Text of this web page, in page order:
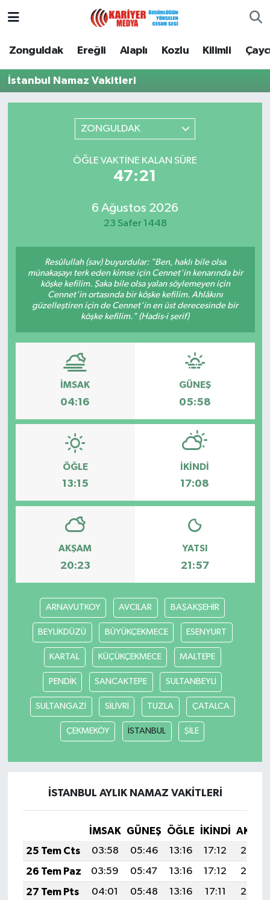
Zonguldak Ereğli Alaplı Kozlu Kilimli
İstanbul Namaz Vakitleri
ZONGULDAK
ÖĞLE VAKTINE KALAN SÜRE
47:21
6 Ağustos 2026
23 Safer 1448
Resûlullah (sav) buyurdular: "Ben, haklı bile olsa
münakaşayı terk eden kimse için Cennet'in kenarında bir
köşke kefilim. Şaka bile olsa yalan söylemeyen için
Cennet'in ortasında bir köşke kefilim. Ahlâkını
güzelleştiren için de Cennet'in en üst derecesinde bir
köşke kefilim." (Hadis-i şerif)
İMSAK
04:16
GÜNEŞ
05:58
ÖĞLE
13:15
İKINDI
17:08
AKŞAM
20:23
YATSI
21:57
ARNAVUTKOY AVCILAR BAŞAKŞEHİR
BEYLİKDÜZÜ BÜYÜKÇEKMECE ESENYURT
KARTAL KÜÇÜKÇEKMECE MALTEPE
PENDİK SANCAKTEPE SULTANBEYLİ
SULTANGAZİ SİLİVRİ TUZLA ÇATALCA
ÇEKMEKÖY İSTANBUL ŞİLE
İSTANBUL AYLIK NAMAZ VAKITLERI
İMSAK GÜNEŞ ÖĞLE İKINDI
25 Tem Cts
03:58 05:46 13:16 17:12
20:35
26 Tem Paz
03:59 05:47 13:16 17:12
20:34
27 Tem Pts
04:01 05:48 13:16 17:11
20:33
Zonguldak
Ereğli
Devrek
Özel
Ulusal
Zonguldak Nöbetçi Eczaneler
Zonguldak Hava Durumu
Zonguldak Trafik Yoğunluk Haritası
Puan Durumu ve Fikstür
Haber Arşivi